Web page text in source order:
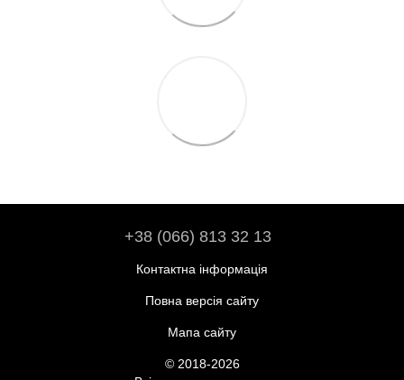
+38 (066) 813 32 13
Контактна інформація
Повна версія сайту
Мапа сайту
© 2018-2026